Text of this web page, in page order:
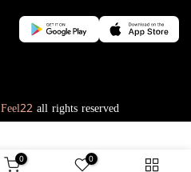
Feel22all rights reserved.
0
0